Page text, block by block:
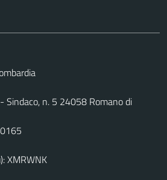
Sindaco, n. 5 24058 Romano di
XMRWNK